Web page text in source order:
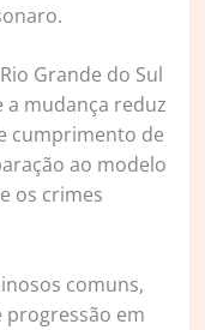
Grande do Sul
a mudança reduz
cumprimento de
ao modelo
os crimes
comuns,
progressão em